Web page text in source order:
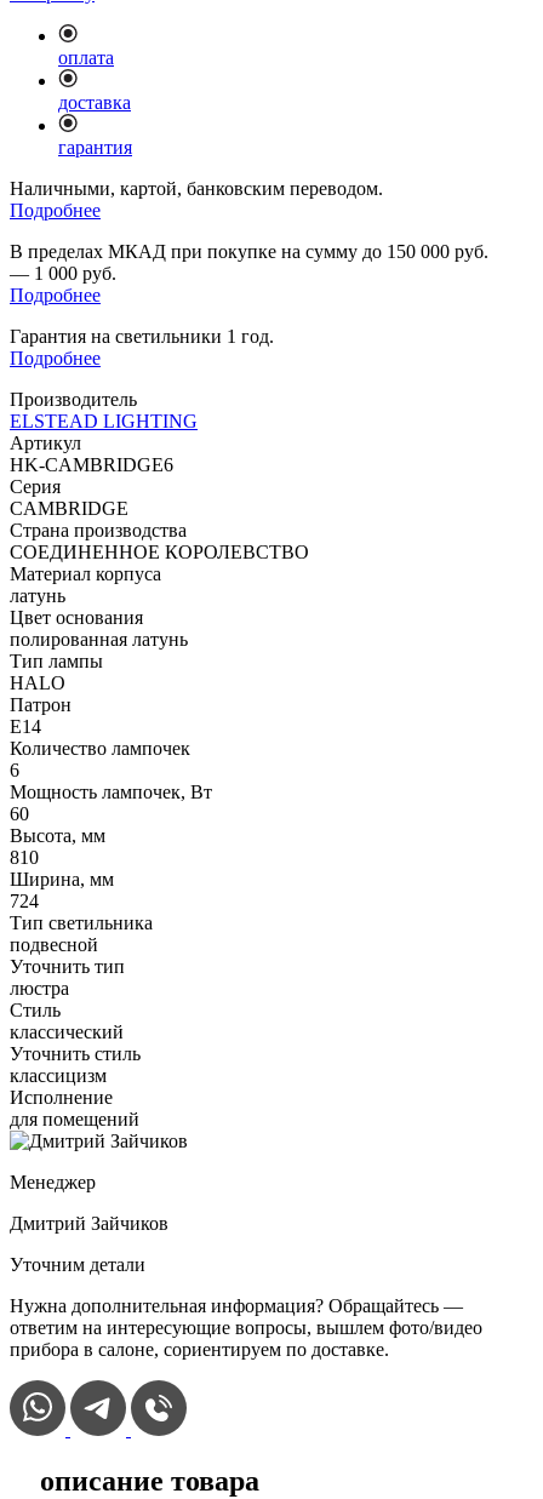
оплата
доставка
гарантия
Наличными, картой, банковским переводом.
Подробнее
В пределах МКАД при покупке на сумму до 150 000 руб.
— 1 000 руб.
Подробнее
Гарантия на светильники 1 год.
Подробнее
Производитель
ELSTEAD LIGHTING
Артикул
HK-CAMBRIDGE6
Серия
CAMBRIDGE
Страна производства
СОЕДИНЕННОЕ КОРОЛЕВСТВО
Материал корпуса
латунь
Цвет основания
полированная латунь
Тип лампы
HALO
Патрон
E14
Количество лампочек
6
Мощность лампочек, Вт
60
Высота, мм
810
Ширина, мм
724
Тип светильника
подвесной
Уточнить тип
люстра
Стиль
классический
Уточнить стиль
классицизм
Исполнение
для помещений
Менеджер
Дмитрий Зайчиков
Уточним детали
Нужна дополнительная информация? Обращайтесь —
ответим на интересующие вопросы, вышлем фото/видео
прибора в салоне, сориентируем по доставке.
описание товара